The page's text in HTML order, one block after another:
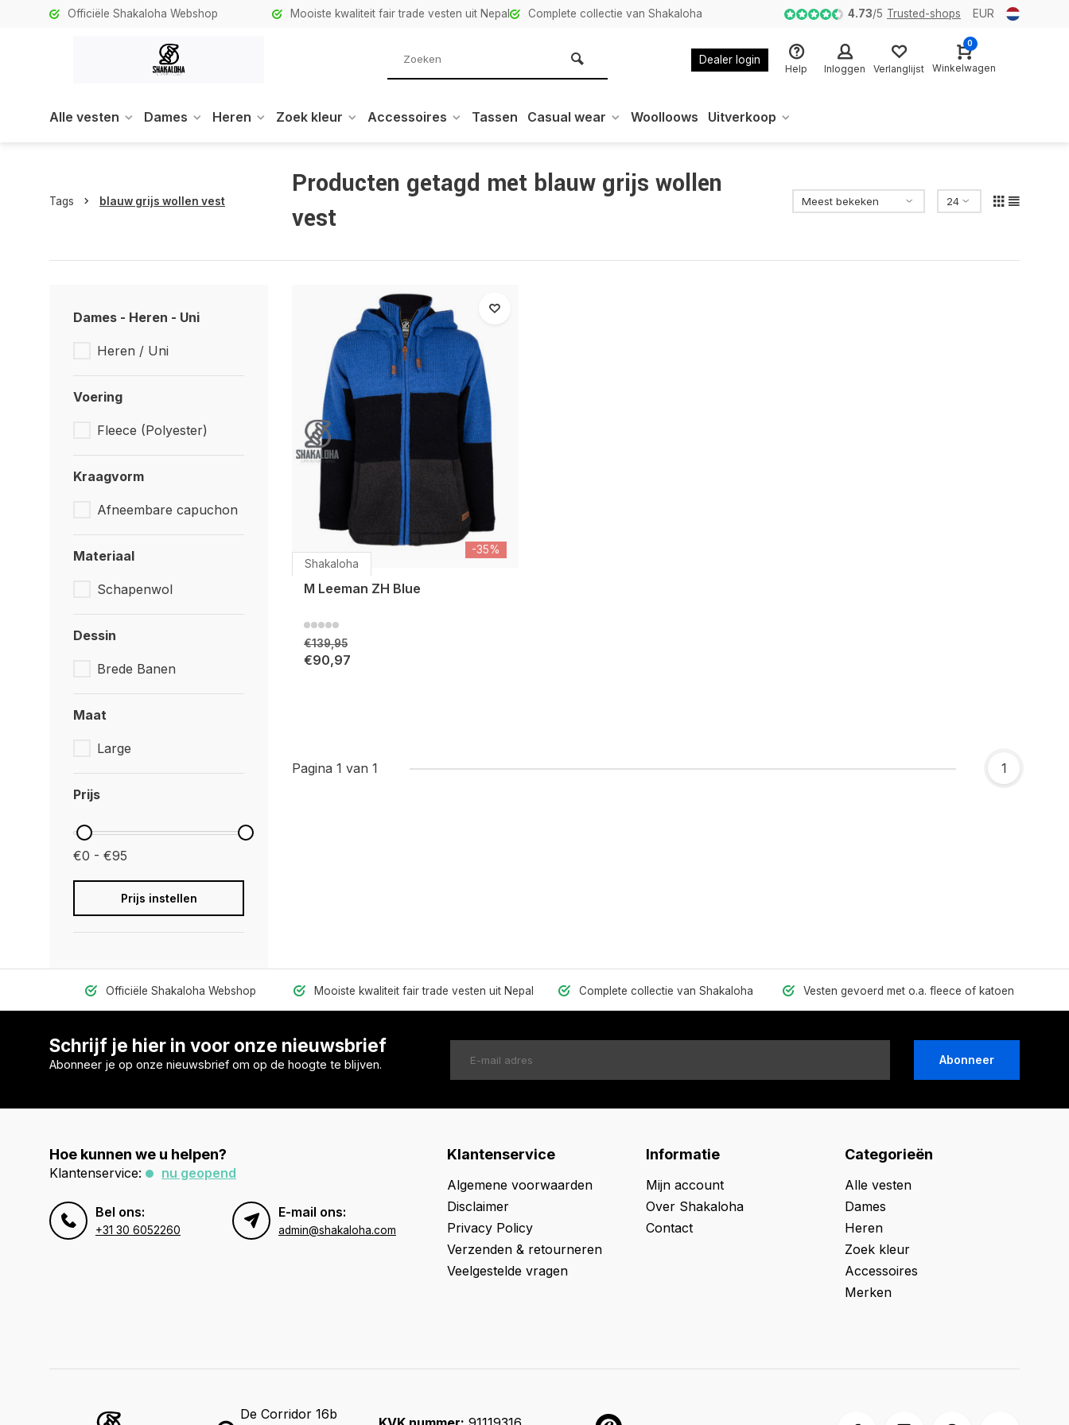
Officiële Shakaloha Webshop Mooiste kwaliteit fair trade vesten uit Nepal Complete collectie van Shakaloha 4.73/5 Trusted-shops EUR
Dealer login
Help Inloggen Verlanglijst
0
Winkelwagen
Alle vesten Dames Heren Zoek kleur Accessoires Tassen Casual wear Woolloows Uitverkoop
Tags blauw grijs wollen vest
Producten getagd met blauw grijs wollen
vest
Dames - Heren - Uni
Heren / Uni
Voering
Fleece (Polyester)
Kraagvorm
Afneembare capuchon
Materiaal
Schapenwol
Dessin
Brede Banen
Maat
Large
Prijs
€0 - €95
Prijs instellen
-35%
Shakaloha
M Leeman ZH Blue
€139,95
€90,97
Pagina 1 van 1 1
Officiële Shakaloha Webshop Mooiste kwaliteit fair trade vesten uit Nepal Complete collectie van Shakaloha Vesten gevoerd met o.a. fleece of katoen
Schrijf je hier in voor onze nieuwsbrief
Abonneer je op onze nieuwsbrief om op de hoogte te blijven. Abonneer
Hoe kunnen we u helpen?
Klantenservice: nu geopend
Bel ons:
+31 30 6052260
E-mail ons:
admin@shakaloha.com
Klantenservice
Algemene voorwaarden
Disclaimer
Privacy Policy
Verzenden & retourneren
Veelgestelde vragen
Informatie
Mijn account
Over Shakaloha
Contact
Categorieën
Alle vesten
Dames
Heren
Zoek kleur
Accessoires
Merken
De Corridor 16b